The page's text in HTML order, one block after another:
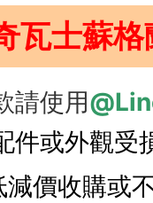
瓦士蘇
請使用
件或外觀受
價收購或